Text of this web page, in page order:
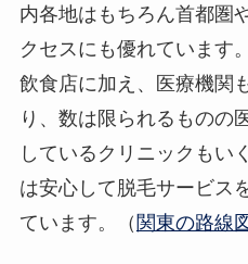
内各地はもちろん首都圏
クセスにも優れています
飲食店に加え、医療機関
り、数は限られるものの
しているクリニックもい
は安心して脱毛サービス
ています。（ 関東の路線